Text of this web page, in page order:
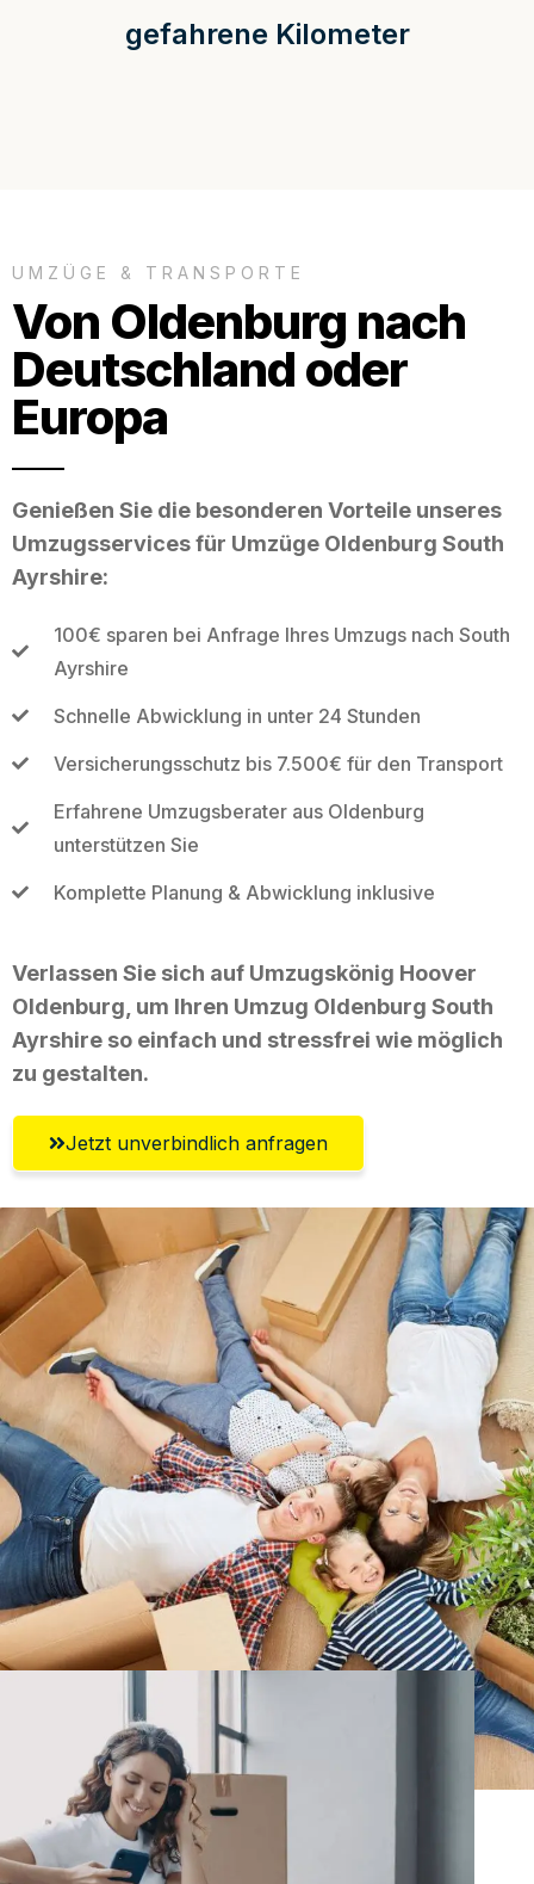
gefahrene Kilometer
UMZÜGE & TRANSPORTE
Von Oldenburg nach
Deutschland oder
Europa
Genießen Sie die besonderen Vorteile unseres
Umzugsservices für Umzüge Oldenburg South
Ayrshire:
100€ sparen bei Anfrage Ihres Umzugs nach South
Ayrshire
Schnelle Abwicklung in unter 24 Stunden
Versicherungsschutz bis 7.500€ für den Transport
Erfahrene Umzugsberater aus Oldenburg
unterstützen Sie
Komplette Planung & Abwicklung inklusive
Verlassen Sie sich auf Umzugskönig Hoover
Oldenburg, um Ihren Umzug Oldenburg South
Ayrshire so einfach und stressfrei wie möglich
zu gestalten.
Jetzt unverbindlich anfragen